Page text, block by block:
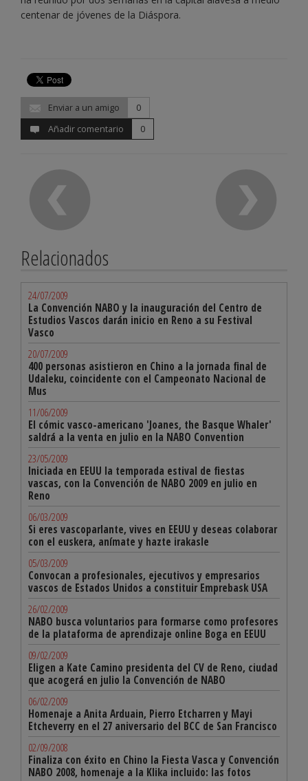
centenar de jóvenes de la Diáspora.
Enviar a un amigo
0
Añadir comentario
0
Relacionados
24/07/2009
La Convención NABO y la inauguración del Centro de
Estudios Vascos darán inicio en Reno a su Festival
Vasco
20/07/2009
400 personas asistieron en Chino a la jornada final de
Udaleku, coincidente con el Campeonato Nacional de
Mus
11/06/2009
El cómic vasco-americano 'Joanes, the Basque Whaler'
saldrá a la venta en julio en la NABO Convention
23/05/2009
Iniciada en EEUU la temporada estival de fiestas
vascas, con la Convención de NABO 2009 en julio en
Reno
06/03/2009
Si eres vascoparlante, vives en EEUU y deseas colaborar
con el euskera, anímate y hazte irakasle
05/03/2009
Convocan a profesionales, ejecutivos y empresarios
vascos de Estados Unidos a constituir Emprebask USA
26/02/2009
NABO busca voluntarios para formarse como profesores
de la plataforma de aprendizaje online Boga en EEUU
09/02/2009
Eligen a Kate Camino presidenta del CV de Reno, ciudad
que acogerá en julio la Convención de NABO
06/02/2009
Homenaje a Anita Arduain, Pierro Etcharren y Mayi
Etcheverry en el 27 aniversario del BCC de San Francisco
02/09/2008
Finaliza con éxito en Chino la Fiesta Vasca y Convención
NABO 2008, homenaje a la Klika incluido: las fotos